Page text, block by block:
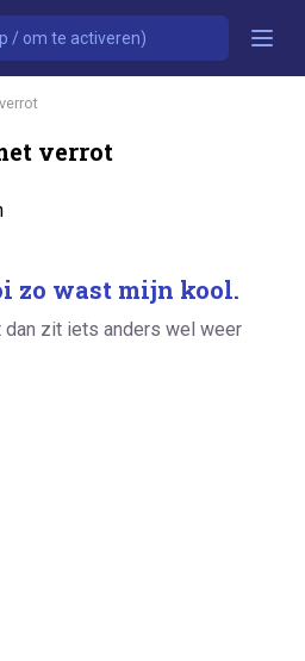
verrot
zo wast mijn kool.
zit iets anders wel weer